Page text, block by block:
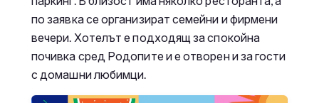
по заявка се организират семейни и фирмени
вечери. Хотелът е подходящ за спокойна
почивка сред Родопите и е отворен и за гости
с домашни любимци.